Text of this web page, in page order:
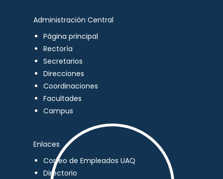
Administración Central
Página principal
Rectoría
Secretarios
Direcciones
Coordinaciones
Facultades
Campus
Enlaces
Correo de Empleados UAQ
Directorio